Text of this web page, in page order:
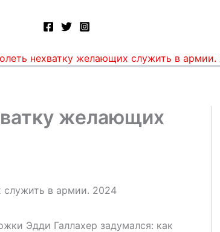
нехватку желающих служить в армии.
желающих
Эдди Галлахер задумался: как